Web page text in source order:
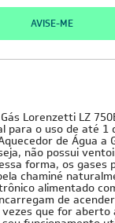
AVISE-ME
Lorenzetti LZ
para o uso de até 1
de Água a
não possui
forma, os gases
chaminé
alimentado
de
vezes que for